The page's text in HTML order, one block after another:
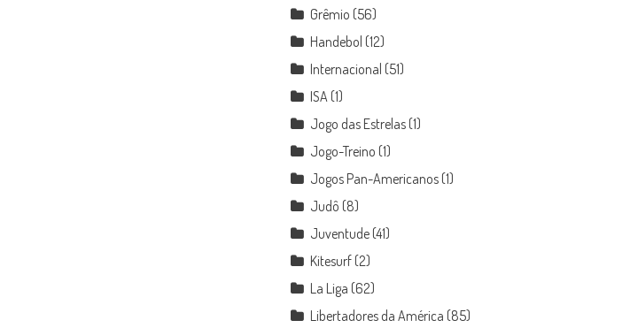
Grêmio (56)
Handebol (12)
Internacional (51)
ISA (1)
Jogo das Estrelas (1)
Jogo-Treino (1)
Jogos Pan-Americanos (1)
Judô (8)
Juventude (41)
Kitesurf (2)
La Liga (62)
Libertadores da América (85)